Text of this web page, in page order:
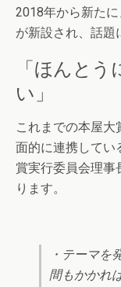
2018年から新た
が新設され、話題
「ほんと
い」
これまでの本屋大
面的に連携してい
賞実行委員会理事
ります。
・テーマを
間もかかれ